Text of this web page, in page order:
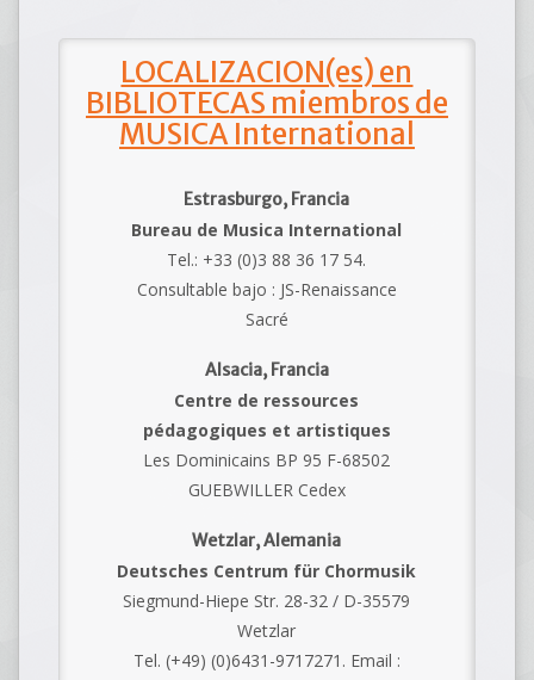
LOCALIZACION(es) en
BIBLIOTECAS miembros de
MUSICA International
Estrasburgo, Francia
Bureau de Musica International
Tel.: +33 (0)3 88 36 17 54.
Consultable bajo : JS-Renaissance
Sacré
Alsacia, Francia
Centre de ressources
pédagogiques et artistiques
Les Dominicains BP 95 F-68502
GUEBWILLER Cedex
Wetzlar, Alemania
Deutsches Centrum für Chormusik
Siegmund-Hiepe Str. 28-32 / D-35579
Wetzlar
Tel. (+49) (0)6431-9717271. Email :